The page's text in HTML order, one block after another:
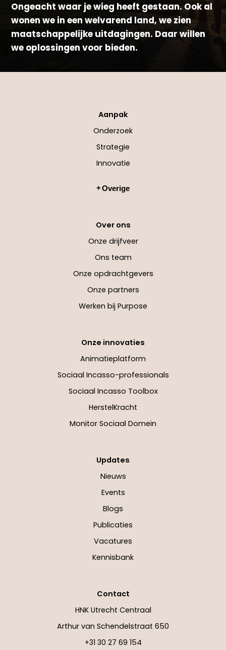
Ongeacht waar je wieg heeft gestaan. Ook al
wonen we in een welvarend land, we zien
maatschappelijke uitdagingen. Daar willen
we oplossingen voor bieden.
Aanpak
Onderzoek
Strategie
Innovatie
Overige
Over ons
Onze drijfveer
Ons team
Onze opdrachtgevers
Onze partners
Werken bij Purpose
Onze innovaties
Animatieplatform
Sociaal Incasso-professionals
Sociaal Incasso Toolbox
HerstelKracht
Monitor Sociaal Domein
Updates
Nieuws
Events
Blogs
Publicaties
Vacatures
Kennisbank
Contact
HNK Utrecht Centraal
Arthur van Schendelstraat 650
+31 30 27 69 154